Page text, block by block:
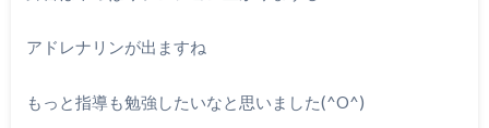
アドレナリンが出ますね
もっと指導も勉強したいなと思いました(^O^)